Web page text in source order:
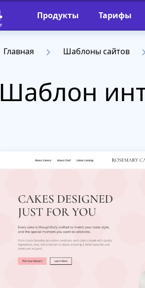
Продукты Тарифы
Главная Шаблоны сайтов
Шаблон